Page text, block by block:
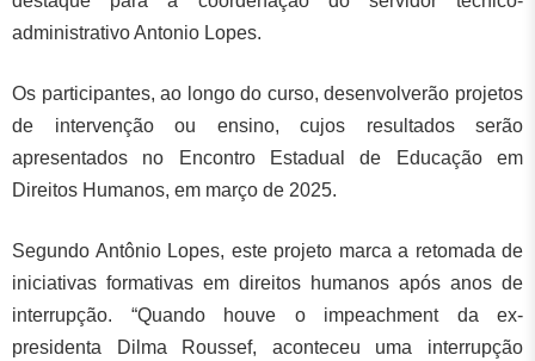
administrativo Antonio Lopes.
Os participantes, ao longo do curso, desenvolverão projetos
de intervenção ou ensino, cujos resultados serão
apresentados no Encontro Estadual de Educação em
Direitos Humanos, em março de 2025.
Segundo Antônio Lopes, este projeto marca a retomada de
iniciativas formativas em direitos humanos após anos de
interrupção. “Quando houve o impeachment da ex-
presidenta Dilma Roussef, aconteceu uma interrupção